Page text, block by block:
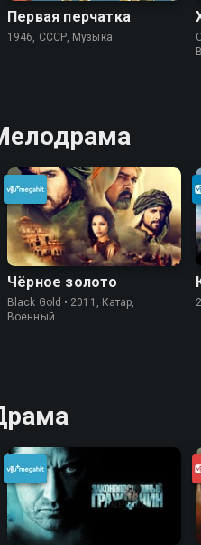
Первая перчатка
1946, СССР, Музыка
Чёрное золото
Black Gold • 2011, Катар,
Военный